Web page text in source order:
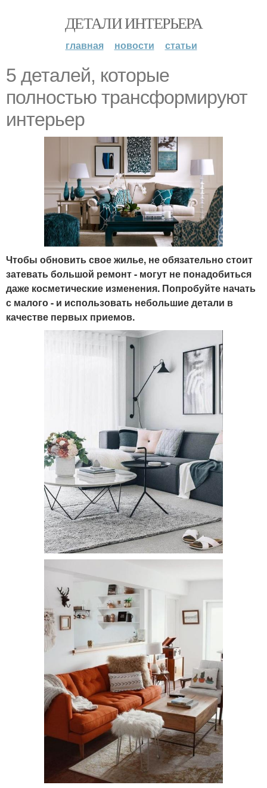
ДЕТАЛИ ИНТЕРЬЕРА
главная новости статьи
5 деталей, которые
полностью трансформируют
интерьер
Чтобы обновить свое жилье, не обязательно стоит
затевать большой ремонт - могут не понадобиться
даже косметические изменения. Попробуйте начать
с малого - и использовать небольшие детали в
качестве первых приемов.